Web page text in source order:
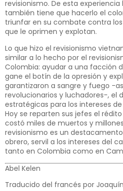
revisionismo. De esta
también tiene que hacerlo el
triunfar en su combate contra
que le oprimen y explotan.
Lo que hizo el revisionismo
similar a lo hecho por el
Colombia: ayudar a una facción
gane el botín de la opresión y
garantizaron a sangre y fuego -
revolucionarios y luchadores-, el
estratégicas para los intereses
Hoy se reparten sus jefes el
costó miles de muertos y
revisionismo es un
obrero, servil a los intereses del
tanto en Colombia como en
Abel Kelen
Traducido del francés por